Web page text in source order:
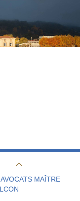
MAÎTRE